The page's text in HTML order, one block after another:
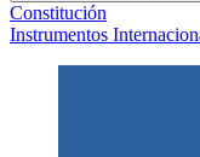
Constitución
Instrumentos